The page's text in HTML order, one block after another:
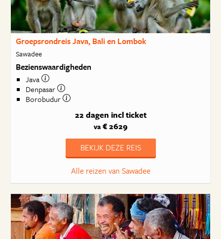
Groepsrondreis Java, Bali en Lombok
Sawadee
Bezienswaardigheden
Java
Denpasar
Borobudur
22 dagen incl ticket
va€ 2629
BEKIJK DEZE REIS
Alle reizen van Sawadee